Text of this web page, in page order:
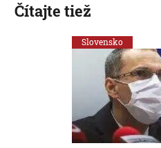
Čítajte tiež
Slovensko